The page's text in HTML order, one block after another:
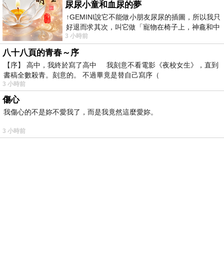
尿尿小童和血尿的夢
↑GEMINI說它不能做小朋友尿尿的插圖，所以我只
好退而求其次，叫它做「寵物在椅子上，神龕和中
年人臉孔」的畫了。 六月底
3 小時前
八十八頁的青春～序
【序】 高中，我終於寫了高中 我刻意不看電影《夜校女生》，直到
書稿全數殺青。刻意的。 不過畢竟是替自己寫序（
3 小時前
傷心
我傷心的不是妳不愛我了，而是我竟然這麼愛妳。
3 小時前